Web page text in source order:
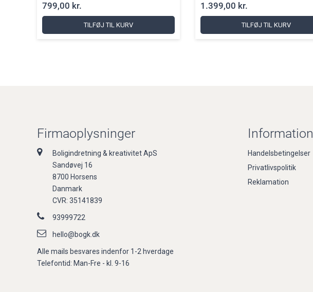
799,00 kr.
TILFØJ TIL KURV
1.399,00 kr.
TILFØJ TIL KURV
Firmaoplysninger
Boligindretning & kreativitet ApS
Sandøvej 16
8700 Horsens
Danmark
CVR: 35141839
93999722
hello@bogk.dk
Alle mails besvares indenfor 1-2 hverdage
Telefontid: Man-Fre - kl. 9-16
Information
Handelsbetingelser
Privatlivspolitik
Reklamation